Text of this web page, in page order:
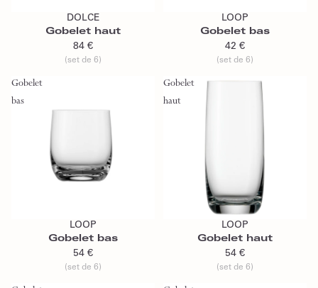
DOLCE
Gobelet haut
84 €
(set de 6)
LOOP
Gobelet bas
42 €
(set de 6)
Gobelet
bas
LOOP
Gobelet bas
54 €
(set de 6)
Gobelet
haut
Ajouter au panier
LOOP
Gobelet haut
54 €
(set de 6)